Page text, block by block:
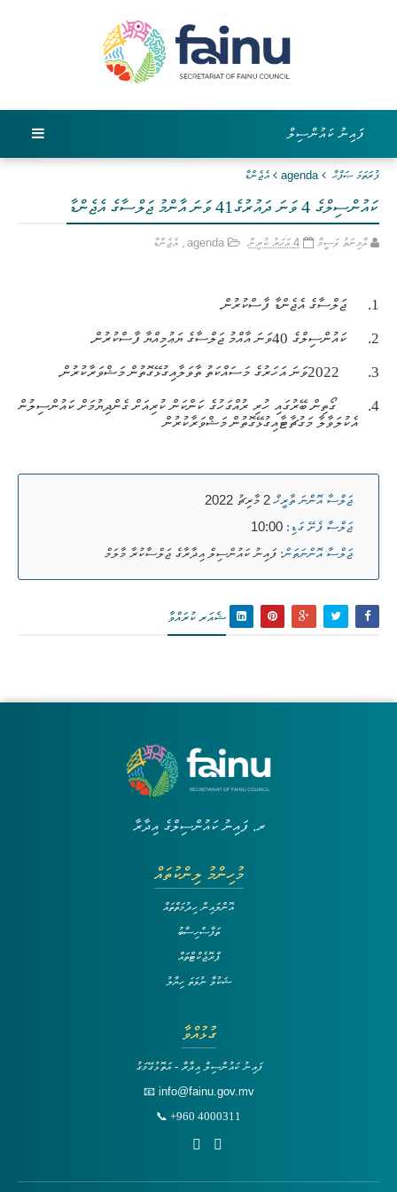
ފައިނު ކައުންސިލް
ފުރަތަމަ ޞަފްޙާ agenda އެޖެންޑާ
ކައުންސިލްގެ 4 ވަނަ ދައުރުގެ41 ވަނަ އާންމު ޖަލްސާގެ އެޖެންޑާ
އާމިނަތު ވަސީމާ 4 އަހަރު ކުރިން agenda
, އެޖެންޑާ
1.
ޖަލްސާގެ އެޖެންޑާ ފާސްކުރުން.
2.
ކައުންސިލްގެ 40ވަނަ
އާއްމު ޖަލްސާގެ ޔަޢުމިއްޔާ ފާސްކުރުން.
3.
2022ވަނަ އަހަރުގެ މަސައްކަތު ތާވަލާއިގުޅޭގޮތުން މަޝްވަރާކުރުން.
4.
ގޯތިން ބޭރުގައި ހުރި ރުއްގަހުގެ ކަންކަން ކުރިއަށް ގެންދިޔުމަށް ކައުންސިލުން
އެކުލަވާލާ މަގުޗާޓާއިގުޅޭގޮތުން މަޝްވަރާކުރުން
ޖަލްސާ އޮންނަ ތާރީޚް 2 މާރިޗު 2022
ޖަލްސާ ފެށޭ ގަޑި: 10:00
ޖަލްސާ އޮންނަތަން: ފައިނު ކައުންސިލް އިދާރާގެ ޖަލްސާކުރާ މާލަމް
ޝެއަރ ކުރައްވާ
ރ. ފައިނު ކައުންސިލްގެ އިދާރާ
މުހިންމު ލިންކުތައް
އޮންލައިން ހިދުމަތްތައް
ތަފާސްހިސާބު
ޕްރޮޖެކްޓްތައް
ޝަކުވާ ނުވަތަ ހިޔާލު
ގުޅުއްވާ
ފައިނު ކައުންސިލް އިދާރާ - އަތޮޅުގޭމަގު
📧 info@fainu.gov.mv
📞 +960 4000311